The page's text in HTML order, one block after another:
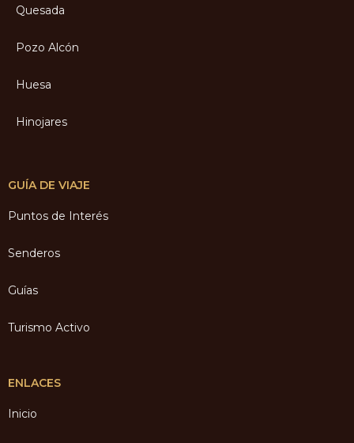
Quesada
Pozo Alcón
Huesa
Hinojares
GUÍA DE VIAJE
Puntos de Interés
Senderos
Guías
Turismo Activo
ENLACES
Inicio